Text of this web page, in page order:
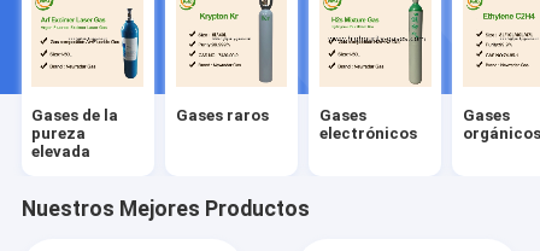
Gases de la
pureza
elevada
Gases raros
Gases
electrónicos
Gases
Nuestros Mejores Productos